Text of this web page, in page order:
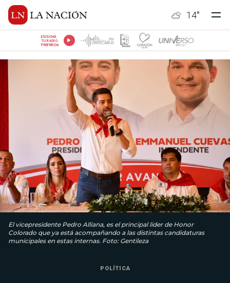
14°
ESCUCHÁ
TU RADIO
PREFERIDA
El vicepresidente Pedro Alliana, es el principal líder de Honor
Colorado que ya está acompañando a las distintas candidaturas
municipales en estas internas. Foto: Gentileza
POLÍTICA